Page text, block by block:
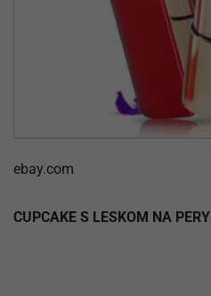
ebay.com
CUPCAKE S LESKOM NA PERY